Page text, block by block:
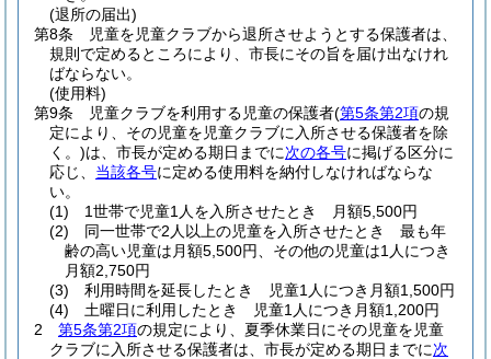
(退所の届出)
第8条
児童を児童クラブから退所させようとする保護者は、
規則で定めるところにより、市長にその旨を届け出なけれ
ばならない。
(使用料)
第9条
児童クラブを利用する児童の保護者(第5条第2項の規
定により、その児童を児童クラブに入所させる保護者を除
く。)は、市長が定める期日までに次の各号に掲げる区分に
応じ、 当該各号に定める使用料を納付しなければならな
い。
(1)
1世帯で児童1人を入所させたとき 月額5,500円
(2)
同一世帯で2人以上の児童を入所させたとき 最も年
齢の高い児童は月額5,500円、その他の児童は1人につき
月額2,750円
(3)
利用時間を延長したとき 児童1人につき月額1,500円
(4)
土曜日に利用したとき 児童1人につき月額1,200円
2
第5条第2項の規定により、夏季休業日にその児童を児童
クラブに入所させる保護者は、市長が定める期日までに次